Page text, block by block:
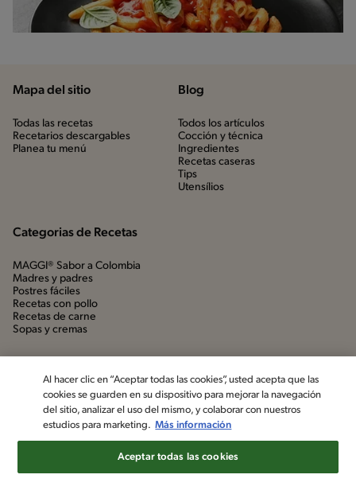
Mapa del sitio
Todas las recetas
Recetarios descargables
Planea tu menú
Blog
Todos los artículos
Cocción y técnica
Ingredientes
Recetas caseras
Tips
Utensílios
Categorias de Recetas
MAGGI® Sabor a Colombia
Madres y padres
Postres fáciles
Recetas con pollo
Recetas de carne
Sopas y cremas
©2022, Nestlé. Marcas registradas por Société dels Produits Nestlé,
Al hacer clic en “Aceptar todas las cookies”, usted acepta que las
cookies se guarden en su dispositivo para mejorar la navegación
del sitio, analizar el uso del mismo, y colaborar con nuestros
estudios para marketing. Más información
Aceptar todas las cookies